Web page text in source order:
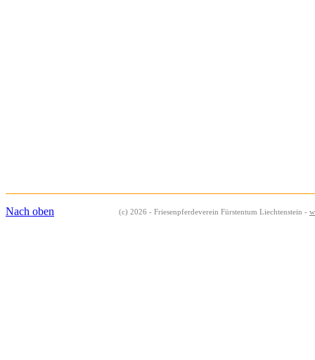
Nach oben (c) 2026 - Friesenpferdeverein Fürstentum Liechtenstein -